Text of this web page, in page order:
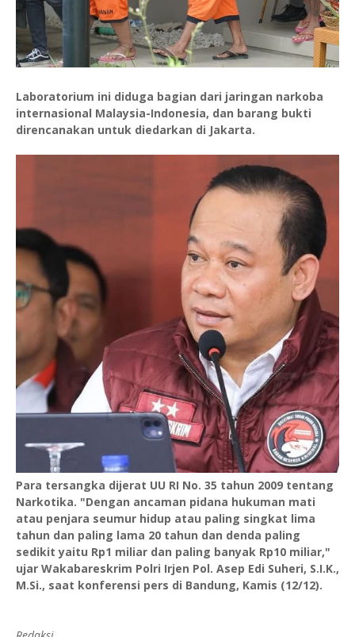
Laboratorium ini diduga bagian dari jaringan narkoba
internasional Malaysia-Indonesia, dan barang bukti
direncanakan untuk diedarkan di Jakarta.
Para tersangka dijerat UU RI No. 35 tahun 2009 tentang
Narkotika. "Dengan ancaman pidana hukuman mati
atau penjara seumur hidup atau paling singkat lima
tahun dan paling lama 20 tahun dan denda paling
sedikit yaitu Rp1 miliar dan paling banyak Rp10 miliar,"
ujar Wakabareskrim Polri Irjen Pol. Asep Edi Suheri, S.I.K.,
M.Si., saat konferensi pers di Bandung, Kamis (12/12).